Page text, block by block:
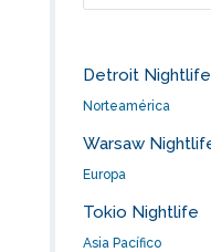
Detroit Nightlife
Norteamérica
Warsaw
Europa
Tokio Nightlife
Asia Pacífico